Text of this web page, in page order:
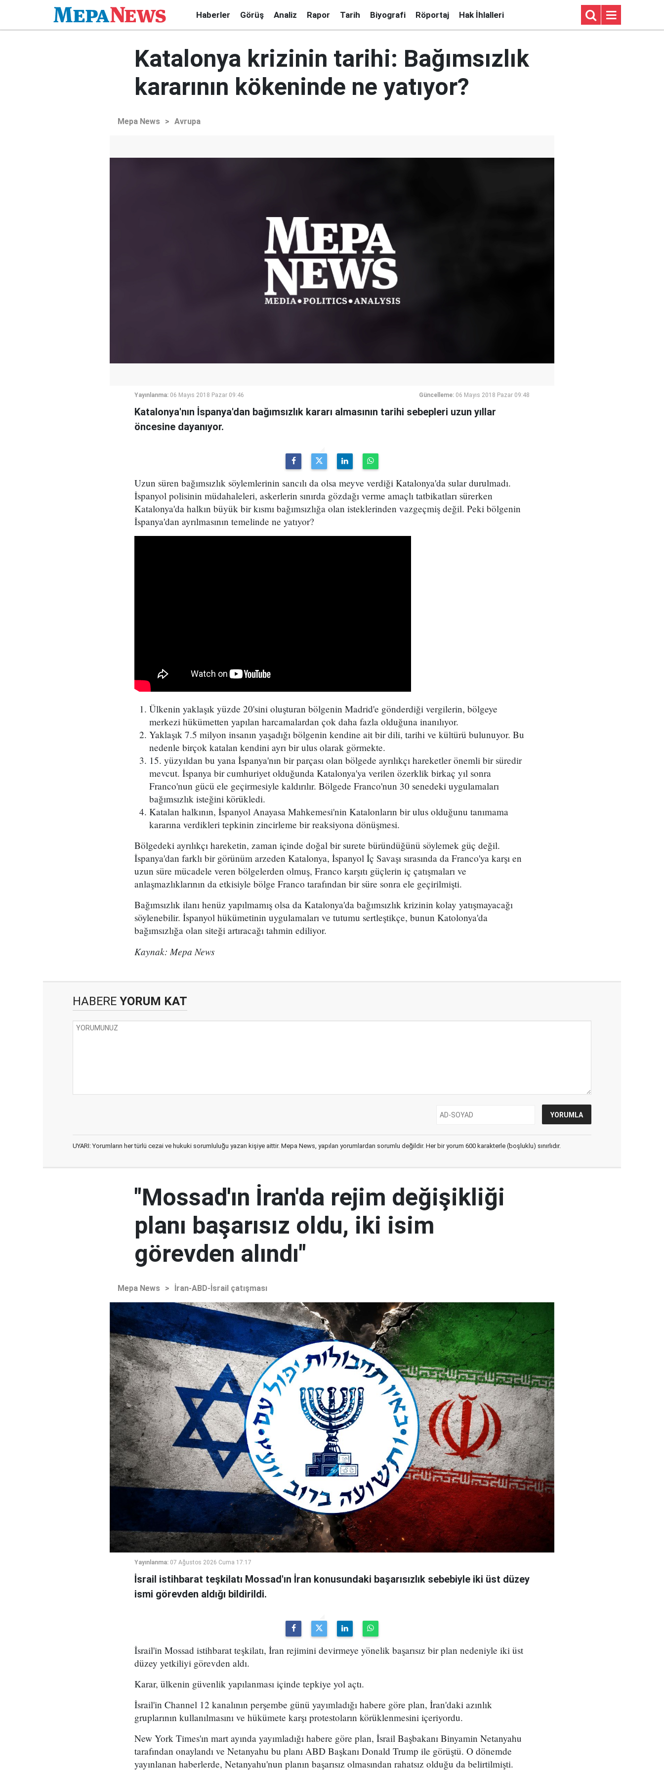
Haberler Görüş Analiz Rapor Tarih Biyografi Röportaj Hak İhlalleri
Katalonya krizinin tarihi: Bağımsızlık
kararının kökeninde ne yatıyor?
Mepa News > Avrupa
Yayınlanma: 06 Mayıs 2018 Pazar 09:46 Güncelleme: 06 Mayıs 2018 Pazar 09:48
Katalonya'nın İspanya'dan bağımsızlık kararı almasının tarihi sebepleri uzun yıllar
öncesine dayanıyor.
Uzun süren bağımsızlık söylemlerinin sancılı da olsa meyve verdiği Katalonya'da sular durulmadı.
İspanyol polisinin müdahaleleri, askerlerin sınırda gözdağı verme amaçlı tatbikatları sürerken
Katalonya'da halkın büyük bir kısmı bağımsızlığa olan isteklerinden vazgeçmiş değil. Peki bölgenin
İspanya'dan ayrılmasının temelinde ne yatıyor?
Ülkenin yaklaşık yüzde 20'sini oluşturan bölgenin Madrid'e gönderdiği vergilerin, bölgeye
merkezi hükümetten yapılan harcamalardan çok daha fazla olduğuna inanılıyor.
Yaklaşık 7.5 milyon insanın yaşadığı bölgenin kendine ait bir dili, tarihi ve kültürü bulunuyor. Bu
nedenle birçok katalan kendini ayrı bir ulus olarak görmekte.
15. yüzyıldan bu yana İspanya'nın bir parçası olan bölgede ayrılıkçı hareketler önemli bir süredir
mevcut. İspanya bir cumhuriyet olduğunda Katalonya'ya verilen özerklik birkaç yıl sonra
Franco'nun gücü ele geçirmesiyle kaldırılır. Bölgede Franco'nun 30 senedeki uygulamaları
bağımsızlık isteğini körükledi.
Katalan halkının, İspanyol Anayasa Mahkemesi'nin Katalonların bir ulus olduğunu tanımama
kararına verdikleri tepkinin zincirleme bir reaksiyona dönüşmesi.
Bölgedeki ayrılıkçı hareketin, zaman içinde doğal bir surete büründüğünü söylemek güç değil.
İspanya'dan farklı bir görünüm arzeden Katalonya, İspanyol İç Savaşı sırasında da Franco'ya karşı en
uzun süre mücadele veren bölgelerden olmuş, Franco karşıtı güçlerin iç çatışmaları ve
anlaşmazlıklarının da etkisiyle bölge Franco tarafından bir süre sonra ele geçirilmişti.
Bağımsızlık ilanı henüz yapılmamış olsa da Katalonya'da bağımsızlık krizinin kolay yatışmayacağı
söylenebilir. İspanyol hükümetinin uygulamaları ve tutumu sertleştikçe, bunun Katolonya'da
bağımsızlığa olan siteği artıracağı tahmin ediliyor.
Kaynak: Mepa News
HABERE YORUM KAT
UYARI: Yorumların her türlü cezai ve hukuki sorumluluğu yazan kişiye aittir. Mepa News, yapılan yorumlardan sorumlu değildir. Her bir yorum 600 karakterle (boşluklu) sınırlıdır.
"Mossad'ın İran'da rejim değişikliği
planı başarısız oldu, iki isim
görevden alındı"
Mepa News > İran-ABD-İsrail çatışması
Yayınlanma: 07 Ağustos 2026 Cuma 17:17
İsrail istihbarat teşkilatı Mossad'ın İran konusundaki başarısızlık sebebiyle iki üst düzey
ismi görevden aldığı bildirildi.
İsrail'in Mossad istihbarat teşkilatı, İran rejimini devirmeye yönelik başarısız bir plan nedeniyle iki üst
düzey yetkiliyi görevden aldı.
Karar, ülkenin güvenlik yapılanması içinde tepkiye yol açtı.
İsrail'in Channel 12 kanalının perşembe günü yayımladığı habere göre plan, İran'daki azınlık
gruplarının kullanılmasını ve hükümete karşı protestoların körüklenmesini içeriyordu.
New York Times'ın mart ayında yayımladığı habere göre plan, İsrail Başbakanı Binyamin Netanyahu
tarafından onaylandı ve Netanyahu bu planı ABD Başkanı Donald Trump ile görüştü. O dönemde
yayınlanan haberlerde, Netanyahu'nun planın başarısız olmasından rahatsız olduğu da belirtilmişti.